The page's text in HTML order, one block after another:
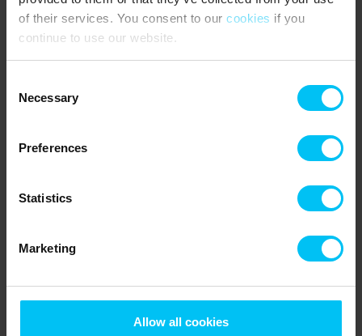
of their services. You consent to our cookies if you
continue to use our website.
Selection
Necessary
Preferences
Statistics
Marketing
Allow all cookies